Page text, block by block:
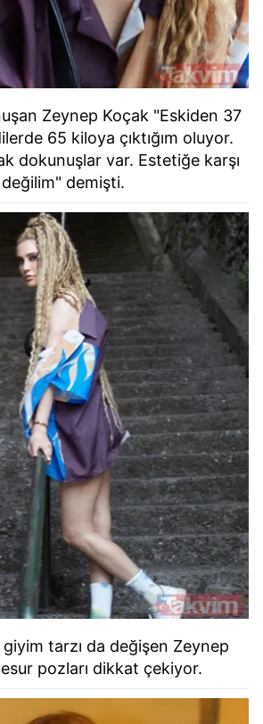
Zeynep Koçak "Eskiden 37
65 kiloya çıktığım oluyor.
dokunuşlar var. Estetiğe karşı
değilim" demişti.
tarzı da değişen Zeynep
pozları dikkat çekiyor.